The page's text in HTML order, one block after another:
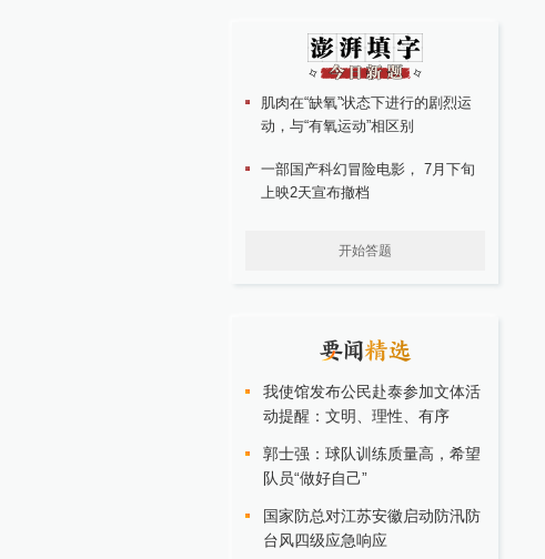
肌肉在“缺氧”状态下进行的剧烈运
动，与“有氧运动”相区别
一部国产科幻冒险电影， 7月下旬
上映2天宣布撤档
开始答题
我使馆发布公民赴泰参加文体活
动提醒：文明、理性、有序
郭士强：球队训练质量高，希望
队员“做好自己”
国家防总对江苏安徽启动防汛防
台风四级应急响应